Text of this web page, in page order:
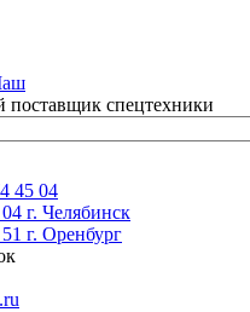
спецтехники
45 04
г. Челябинск
г. Оренбург